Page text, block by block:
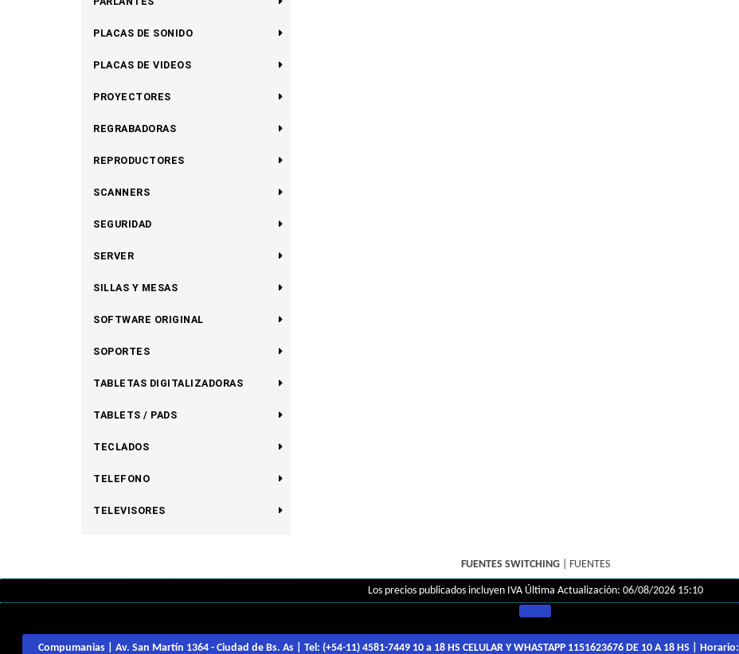
PLACAS DE SONIDO
PLACAS DE VIDEOS
PROYECTORES
REGRABADORAS
REPRODUCTORES
SCANNERS
SEGURIDAD
SERVER
SILLAS Y MESAS
SOFTWARE ORIGINAL
SOPORTES
TABLETAS DIGITALIZADORAS
TABLETS / PADS
TECLADOS
TELEFONO
TELEVISORES
FUENTES SWITCHING| FUENTES
Los precios publicados incluyen IVA Última Actualización: 06/08/2026 15:10
Compumanias | Av. San Martín 1364 - Ciudad de Bs. As | Tel: (+54-11) 4581-7449 10 a 18 HS CELULAR Y WHASTAPP 1151623676 DE 10 A 18 HS | Horario: